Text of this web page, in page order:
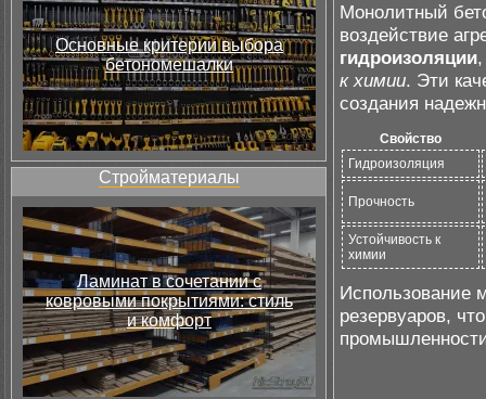
Основные критерии выбора
бетономешалки
Стройматериалы
Ламинат в сочетании с
ковровыми покрытиями: стиль
и комфорт
Монолитный
воздействие
гидроизоляции
к химии. Эти
создания
Свойство
Гидроизоляция
Прочность
Устойчивость к
химии
Использование
резервуаров,